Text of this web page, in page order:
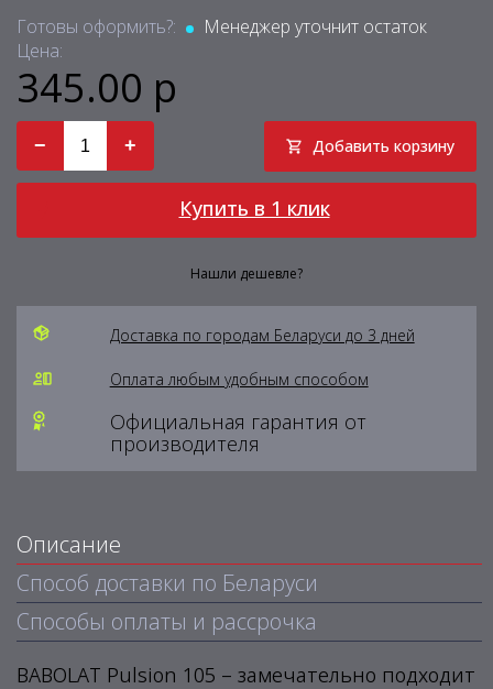
Готовы оформить?:
Менеджер уточнит остаток
Цена:
345.00 р
− + Добавить корзину
Купить в 1 клик
Нашли дешевле?
Доставка по городам Беларуси до 3 дней
Оплата любым удобным способом
Официальная гарантия от
производителя
Описание
Способ доставки по Беларуси
Способы оплаты и рассрочка
BABOLAT Pulsion 105 – замечательно подходит